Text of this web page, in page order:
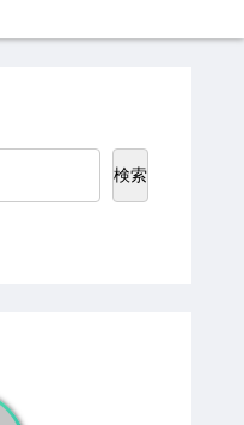
検索